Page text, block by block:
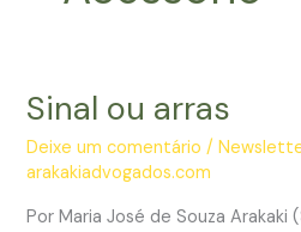
Sinal ou arras
Deixe um comentário /
arakakiadvogados.com
Por Maria José de Souza Arakaki